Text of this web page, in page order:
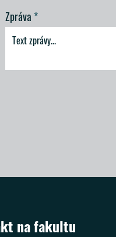
Zpráva
na fakultu